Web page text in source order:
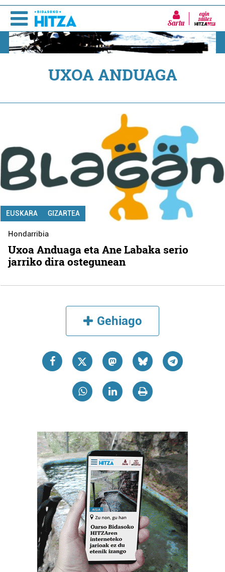
Sartu
UXOA ANDUAGA
EUSKARA GIZARTEA
Hondarribia
Uxoa Anduaga eta Ane Labaka serio
jarriko dira ostegunean
Gehiago